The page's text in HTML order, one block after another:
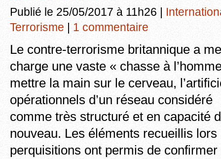
Publié le 25/05/2017 à 11h26 |
Terrorisme | 1 commentaire
Le contre-terrorisme britannique a
charge une vaste « chasse à
mettre la main sur le cerveau,
opérationnels d’un réseau considéré
comme très structuré et en capacité
nouveau. Les éléments recueillis
perquisitions ont permis de confirmer